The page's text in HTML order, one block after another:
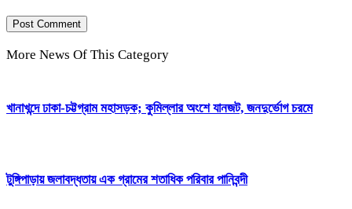
More News Of This Category
খানাখন্দে ঢাকা-চট্টগ্রাম মহাসড়ক; কুমিল্লার অংশে যানজট, জনদুর্ভোগ চরমে
টুঙ্গিপাড়ায় জলাবদ্ধতায় এক গ্রামের শতাধিক পরিবার পানিবন্দী